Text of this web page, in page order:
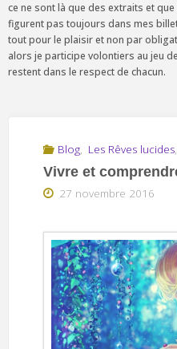
ce ne sont là que des extraits et
figurent pas toujours dans mes
tout pour le plaisir et non par
alors je participe volontiers au jeu
restent dans le respect de chacun.
Blog, Les Rêves lucides,
Vivre et
27 novembre 2016